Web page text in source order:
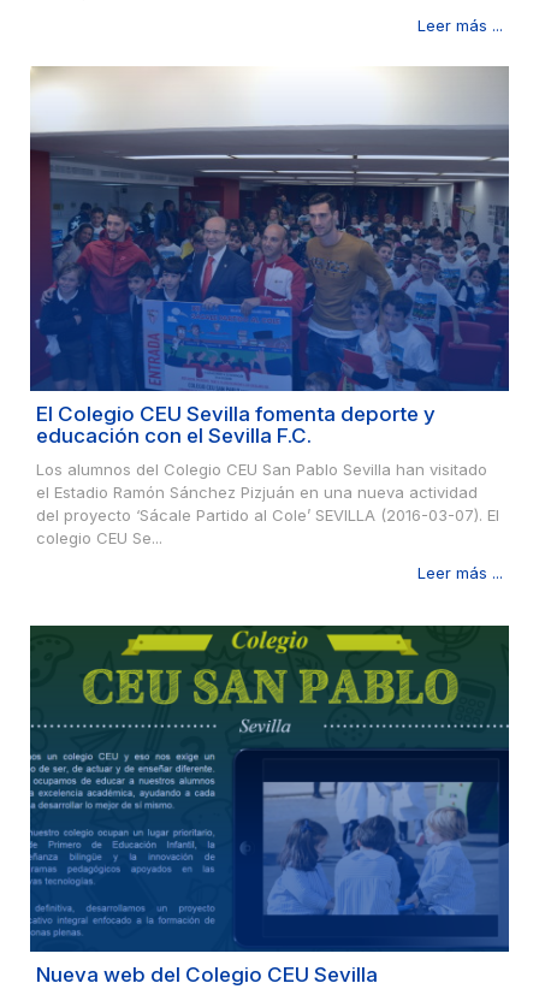
Leer más ...
El Colegio CEU Sevilla fomenta deporte y
educación con el Sevilla F.C.
Los alumnos del Colegio CEU San Pablo Sevilla han visitado
el Estadio Ramón Sánchez Pizjuán en una nueva actividad
del proyecto ‘Sácale Partido al Cole’ SEVILLA (2016-03-07). El
colegio CEU Se...
Leer más ...
Nueva web del Colegio CEU Sevilla